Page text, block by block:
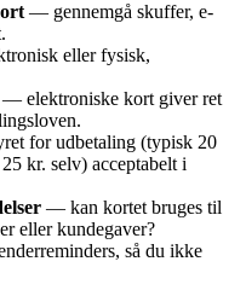
— gennemgå skuffer, e-
eller fysisk,
— elektroniske kort giver ret
for udbetaling (typisk 20
kr. selv) acceptabelt i
— kan kortet bruges til
eller kundegaver?
så du ikke